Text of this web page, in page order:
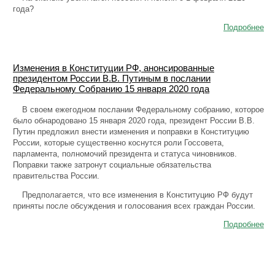
года?
Подробнее
Изменения в Конституции РФ, анонсированные
президентом России В.В. Путиным в послании
Федеральному Собранию 15 января 2020 года
В своем ежегодном послании Федеральному собранию, которое
было обнародовано 15 января 2020 года, президент России В.В.
Путин предложил внести изменения и поправки в Конституцию
России, которые существенно коснутся роли Госсовета,
парламента, полномочий президента и статуса чиновников.
Поправки также затронут социальные обязательства
правительства России.
Предполагается, что все изменения в Конституцию РФ будут
приняты после обсуждения и голосования всех граждан России.
Подробнее